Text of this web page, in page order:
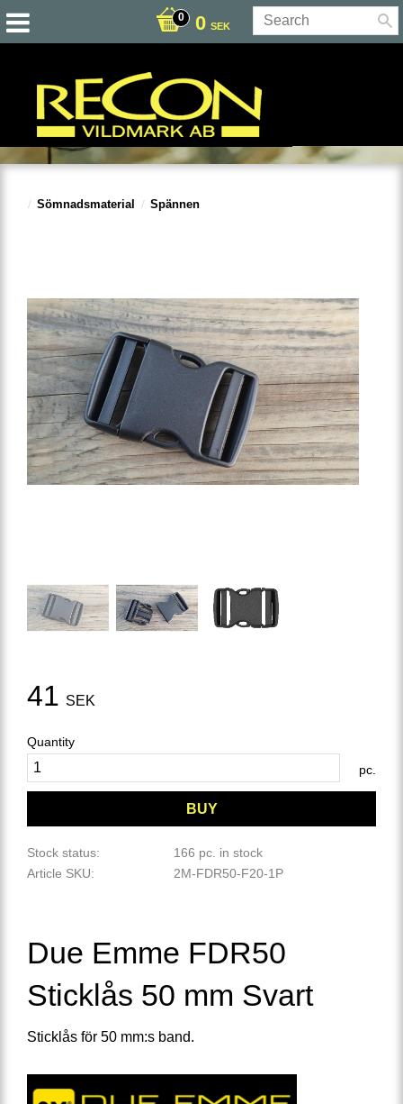
0 SEK
Sömnadsmaterial Spännen
41 SEK
Quantity
pc.
BUY
Stock status
166 pc. in stock
Article SKU
2M-FDR50-F20-1P
Due Emme FDR50
Sticklås 50 mm Svart
Sticklås för 50 mm:s band.